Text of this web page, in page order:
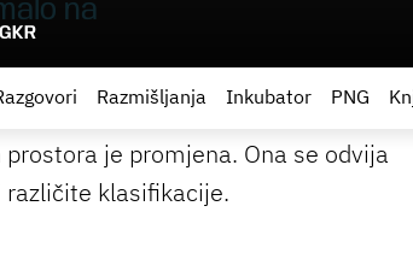
GKR
Razmišljanja Inkubator PNG
na
je promjena. Ona se odvija
klasifikacije.